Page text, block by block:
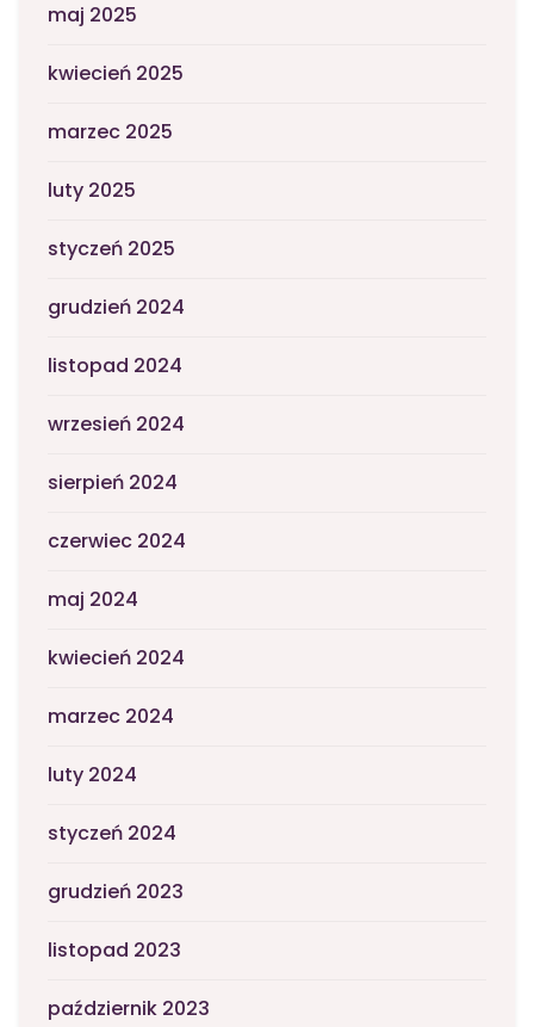
maj 2025
kwiecień 2025
marzec 2025
luty 2025
styczeń 2025
grudzień 2024
listopad 2024
wrzesień 2024
sierpień 2024
czerwiec 2024
maj 2024
kwiecień 2024
marzec 2024
luty 2024
styczeń 2024
grudzień 2023
listopad 2023
październik 2023